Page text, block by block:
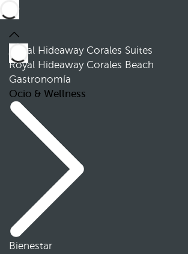
Royal Hideaway Corales Suites
Royal Hideaway Corales Beach
Gastronomía
Ocio & Wellness
Bienestar